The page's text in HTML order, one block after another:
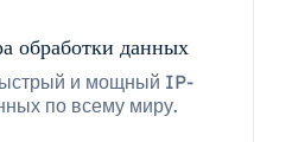
обработки данных
и мощный IP-
по всему миру.